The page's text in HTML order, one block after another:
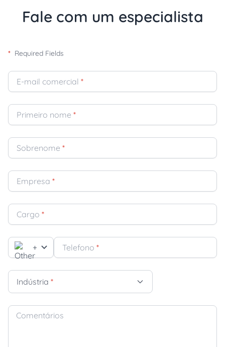
Fale com um especialista
* Required Fields
E-mail comercial *
Primeiro nome *
Sobrenome *
Empresa *
Cargo *
+ Telefono *
Indústria *
Comentários